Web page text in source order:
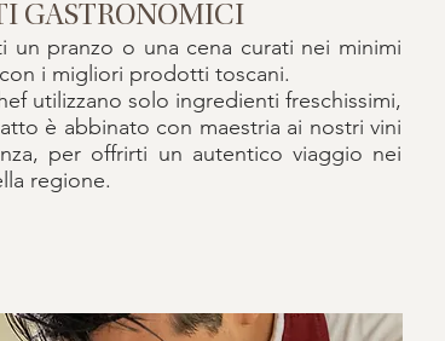
GASTRONOMICI
un pranzo o una cena curati nei minimi
i migliori prodotti toscani.
utilizzano solo ingredienti freschissimi,
è abbinato con maestria ai nostri vini
per offrirti un autentico viaggio nei
regione.